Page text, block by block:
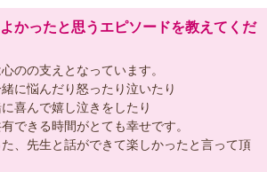
かったと思うエピソードを教えてくだ
のの支えとなっています。
に悩んだり怒ったり泣いたり
喜んで嬉し泣きをしたり
できる時間がとても幸せです。
、先生と話ができて楽しかったと言って頂